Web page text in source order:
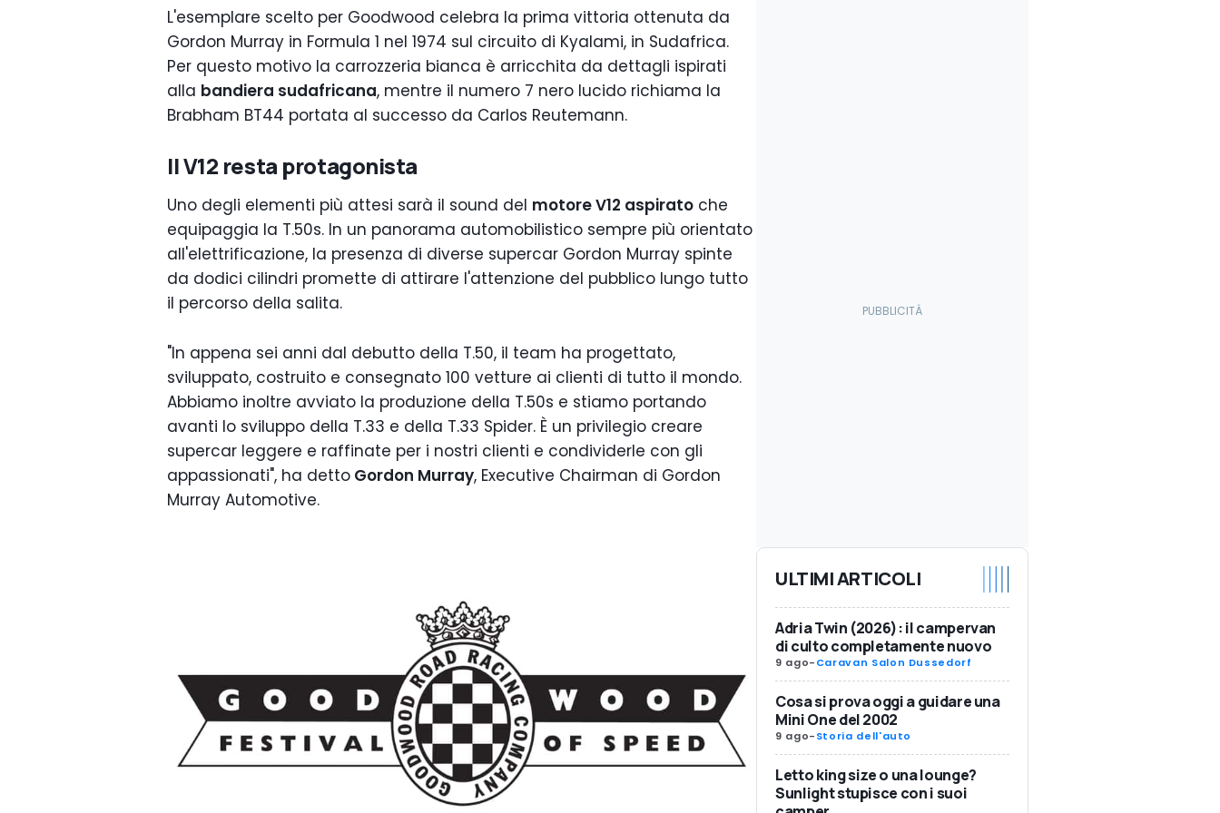
L'esemplare scelto per Goodwood celebra la prima vittoria ottenuta da
Gordon Murray in Formula 1 nel 1974 sul circuito di Kyalami, in Sudafrica.
Per questo motivo la carrozzeria bianca è arricchita da dettagli ispirati
alla bandiera sudafricana, mentre il numero 7 nero lucido richiama la
Brabham BT44 portata al successo da Carlos Reutemann.
Il V12 resta protagonista
Uno degli elementi più attesi sarà il sound del motore V12 aspirato che
equipaggia la T.50s. In un panorama automobilistico sempre più orientato
all'elettrificazione, la presenza di diverse supercar Gordon Murray spinte
da dodici cilindri promette di attirare l'attenzione del pubblico lungo tutto
il percorso della salita.
"In appena sei anni dal debutto della T.50, il team ha progettato,
sviluppato, costruito e consegnato 100 vetture ai clienti di tutto il mondo.
Abbiamo inoltre avviato la produzione della T.50s e stiamo portando
avanti lo sviluppo della T.33 e della T.33 Spider. È un privilegio creare
supercar leggere e raffinate per i nostri clienti e condividerle con gli
appassionati", ha detto Gordon Murray, Executive Chairman di Gordon
Murray Automotive.
ULTIMI ARTICOLI
Adria Twin (2026): il campervan
di culto completamente nuovo
9 ago-Caravan Salon Dussedorf
Cosa si prova oggi a guidare una
Mini One del 2002
9 ago-Storia dell'auto
Letto king size o una lounge?
Sunlight stupisce con i suoi